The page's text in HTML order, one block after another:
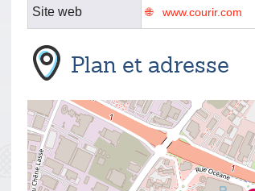
Site web www.courir.com
Plan et adresse